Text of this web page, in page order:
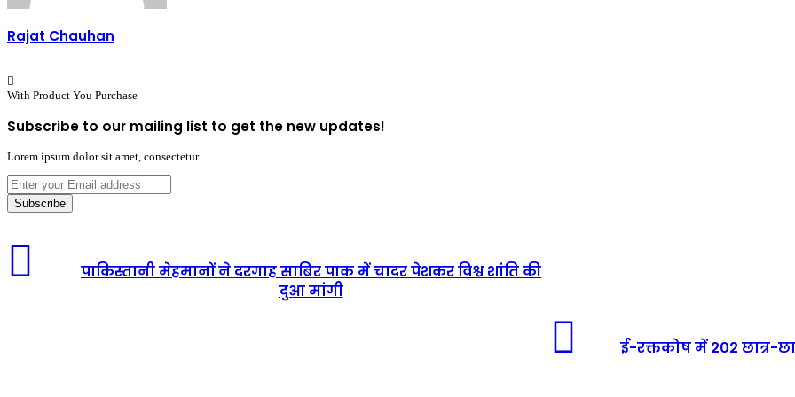
Rajat Chauhan
With Product You Purchase
Subscribe to our mailing list to get the new updates!
Lorem ipsum dolor sit amet, consectetur.
Enter
your
Email
पाकिस्तानी मेहमानों ने दरगाह साबिर पाक में चादर पेशकर विश्व शांति की
दुआ मांगी
ई-रक्तकोष में 202 छात्र-